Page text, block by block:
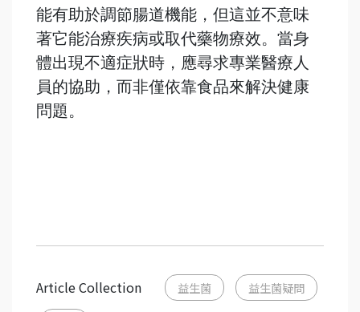
能有助於調節腸道機能，但這並不意味
著它能治療疾病或取代藥物療效。當身
體出現不適症狀時，應尋求專業醫療人
員的協助，而非僅依靠食品來解決健康
問題。
Article Collection 益生菌 益生菌疑問